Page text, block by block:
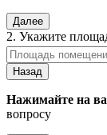
Далее
2. Укажите
Назад
Нажимайте на
вопросу